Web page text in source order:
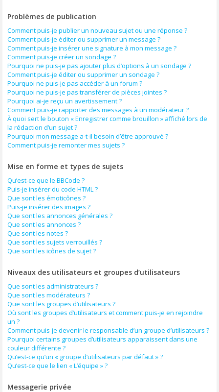
Problèmes de publication
Comment puis-je publier un nouveau sujet ou une réponse ?
Comment puis-je éditer ou supprimer un message ?
Comment puis-je insérer une signature à mon message ?
Comment puis-je créer un sondage ?
Pourquoi ne puis-je pas ajouter plus d’options à un sondage ?
Comment puis-je éditer ou supprimer un sondage ?
Pourquoi ne puis-je pas accéder à un forum ?
Pourquoi ne puis-je pas transférer de pièces jointes ?
Pourquoi ai-je reçu un avertissement ?
Comment puis-je rapporter des messages à un modérateur ?
À quoi sert le bouton « Enregistrer comme brouillon » affiché lors de
la rédaction d’un sujet ?
Pourquoi mon message a-t-il besoin d’être approuvé ?
Comment puis-je remonter mes sujets ?
Mise en forme et types de sujets
Qu’est-ce que le BBCode ?
Puis-je insérer du code HTML ?
Que sont les émoticônes ?
Puis-je insérer des images ?
Que sont les annonces générales ?
Que sont les annonces ?
Que sont les notes ?
Que sont les sujets verrouillés ?
Que sont les icônes de sujet ?
Niveaux des utilisateurs et groupes d’utilisateurs
Que sont les administrateurs ?
Que sont les modérateurs ?
Que sont les groupes d’utilisateurs ?
Où sont les groupes d’utilisateurs et comment puis-je en rejoindre
un ?
Comment puis-je devenir le responsable d’un groupe d’utilisateurs ?
Pourquoi certains groupes d’utilisateurs apparaissent dans une
couleur différente ?
Qu’est-ce qu’un « groupe d’utilisateurs par défaut » ?
Qu’est-ce que le lien « L’équipe » ?
Messagerie privée